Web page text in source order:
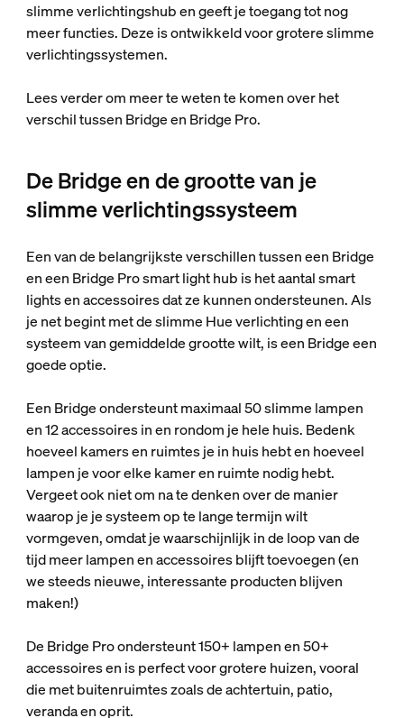
slimme verlichtingshub en geeft je toegang tot nog
meer functies. Deze is ontwikkeld voor grotere slimme
verlichtingssystemen.
Lees verder om meer te weten te komen over het
verschil tussen Bridge en Bridge Pro.
De Bridge en de grootte van je
slimme verlichtingssysteem
Een van de belangrijkste verschillen tussen een Bridge
en een Bridge Pro smart light hub is het aantal smart
lights en accessoires dat ze kunnen ondersteunen. Als
je net begint met de slimme Hue verlichting en een
systeem van gemiddelde grootte wilt, is een Bridge een
goede optie.
Een Bridge ondersteunt maximaal 50 slimme lampen
en 12 accessoires in en rondom je hele huis. Bedenk
hoeveel kamers en ruimtes je in huis hebt en hoeveel
lampen je voor elke kamer en ruimte nodig hebt.
Vergeet ook niet om na te denken over de manier
waarop je je systeem op te lange termijn wilt
vormgeven, omdat je waarschijnlijk in de loop van de
tijd meer lampen en accessoires blijft toevoegen (en
we steeds nieuwe, interessante producten blijven
maken!)
De Bridge Pro ondersteunt 150+ lampen en 50+
accessoires en is perfect voor grotere huizen, vooral
die met buitenruimtes zoals de achtertuin, patio,
veranda en oprit.